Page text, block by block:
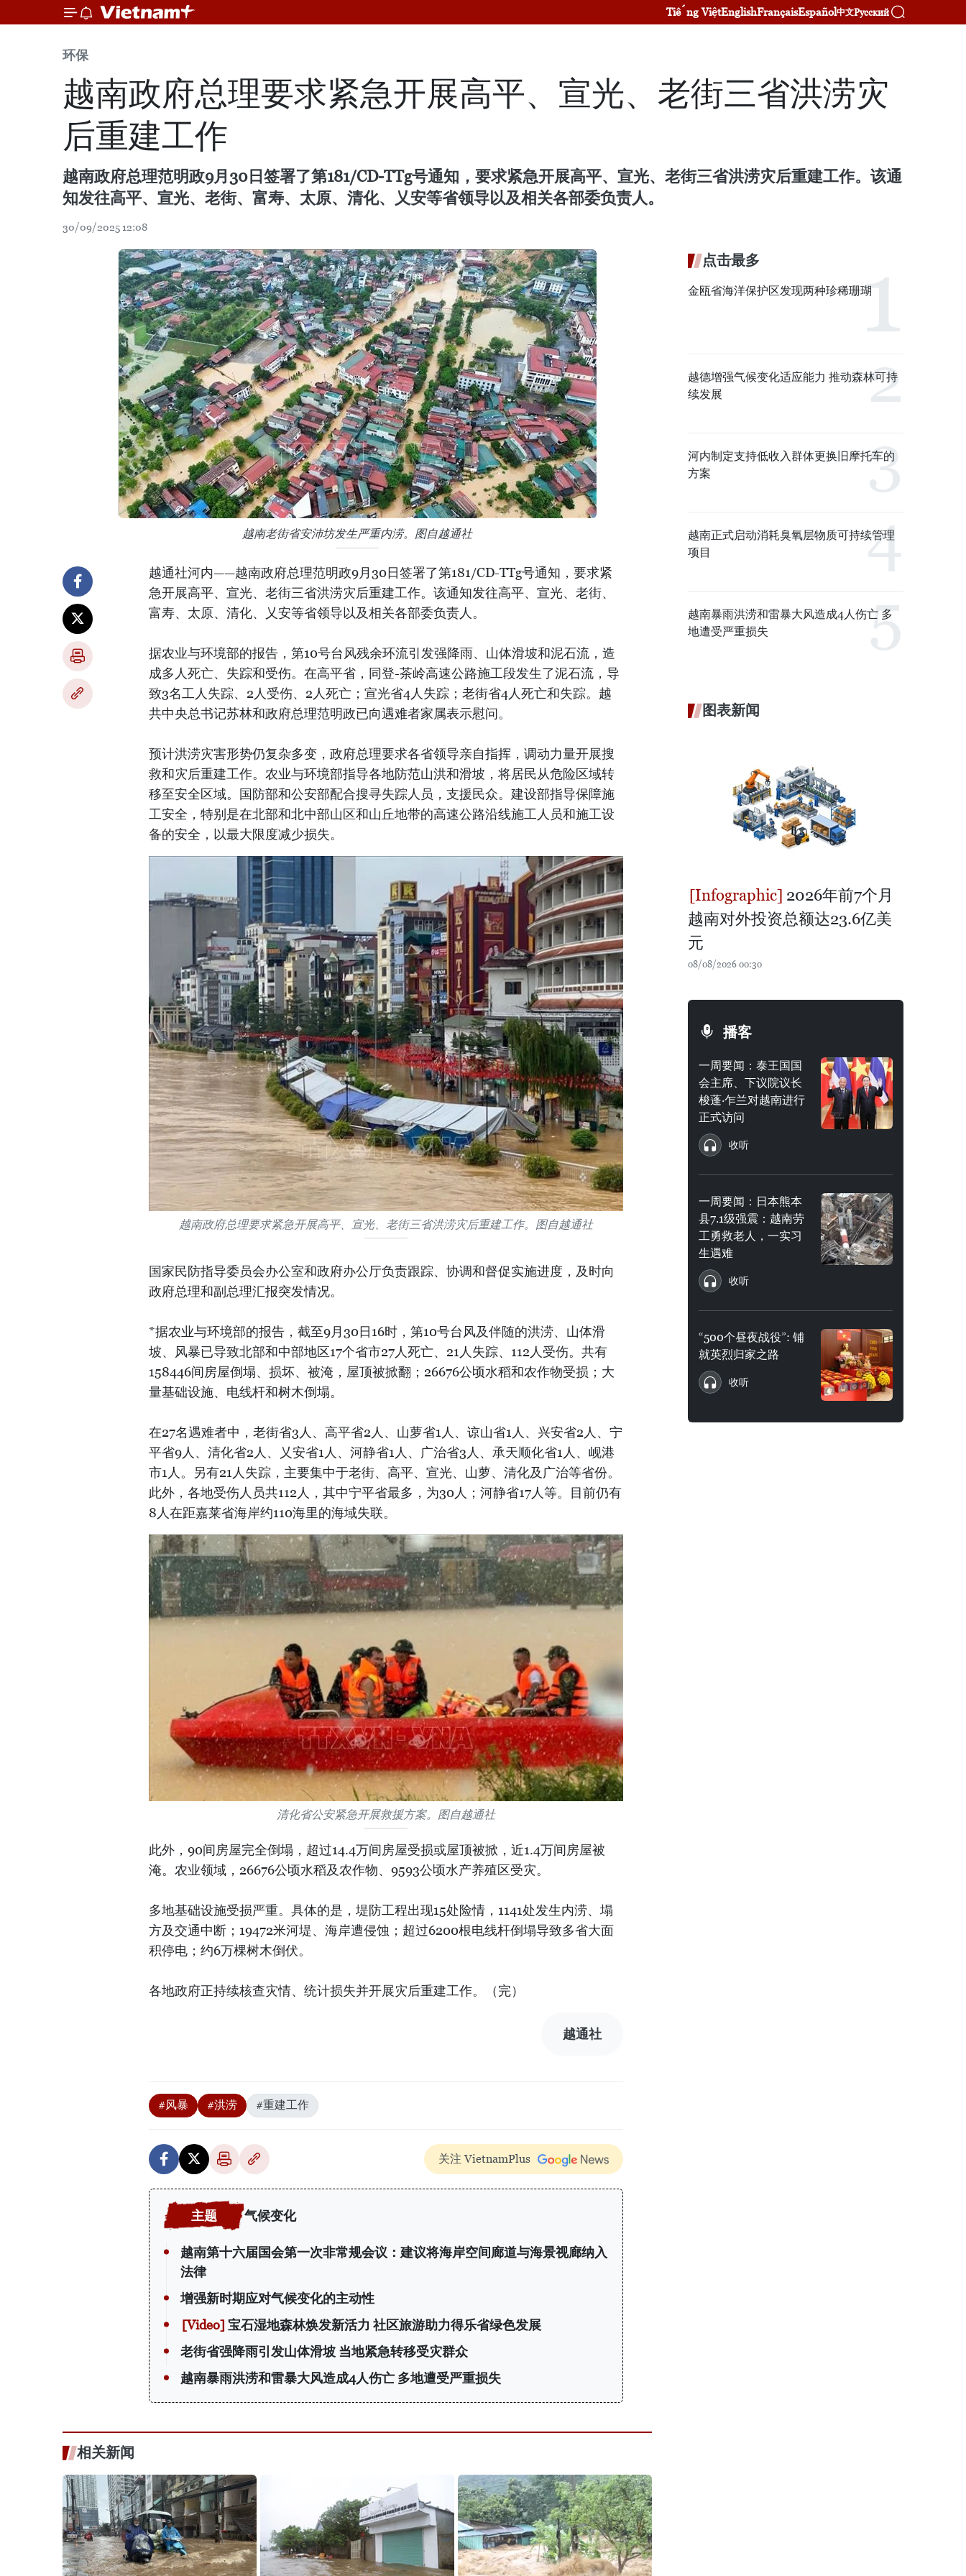
Tiếng ViệtEnglishFrançaisEspañol中文Русский
环保
越南政府总理要求紧急开展高平、宣光、老街三省洪涝灾
后重建工作
越南政府总理范明政9月30日签署了第181/CD-TTg号通知，要求紧急开展高平、宣光、老街三省洪涝灾后重建工作。该通
知发往高平、宣光、老街、富寿、太原、清化、乂安等省领导以及相关各部委负责人。
30/09/2025 12:08
越南老街省安沛坊发生严重内涝。图自越通社
越通社河内——越南政府总理范明政9月30日签署了第181/CD-TTg号通知，要求紧
急开展高平、宣光、老街三省洪涝灾后重建工作。该通知发往高平、宣光、老街、
富寿、太原、清化、乂安等省领导以及相关各部委负责人。
据农业与环境部的报告，第10号台风残余环流引发强降雨、山体滑坡和泥石流，造
成多人死亡、失踪和受伤。在高平省，同登-茶岭高速公路施工段发生了泥石流，导
致3名工人失踪、2人受伤、2人死亡；宣光省4人失踪；老街省4人死亡和失踪。越
共中央总书记苏林和政府总理范明政已向遇难者家属表示慰问。
预计洪涝灾害形势仍复杂多变，政府总理要求各省领导亲自指挥，调动力量开展搜
救和灾后重建工作。农业与环境部指导各地防范山洪和滑坡，将居民从危险区域转
移至安全区域。国防部和公安部配合搜寻失踪人员，支援民众。建设部指导保障施
工安全，特别是在北部和北中部山区和山丘地带的高速公路沿线施工人员和施工设
备的安全，以最大限度减少损失。
越南政府总理要求紧急开展高平、宣光、老街三省洪涝灾后重建工作。图自越通社
国家民防指导委员会办公室和政府办公厅负责跟踪、协调和督促实施进度，及时向
政府总理和副总理汇报突发情况。
*据农业与环境部的报告，截至9月30日16时，第10号台风及伴随的洪涝、山体滑
坡、风暴已导致北部和中部地区17个省市27人死亡、21人失踪、112人受伤。共有
158446间房屋倒塌、损坏、被淹，屋顶被掀翻；26676公顷水稻和农作物受损；大
量基础设施、电线杆和树木倒塌。
在27名遇难者中，老街省3人、高平省2人、山萝省1人、谅山省1人、兴安省2人、宁
平省9人、清化省2人、乂安省1人、河静省1人、广治省3人、承天顺化省1人、岘港
市1人。另有21人失踪，主要集中于老街、高平、宣光、山萝、清化及广治等省份。
此外，各地受伤人员共112人，其中宁平省最多，为30人；河静省17人等。目前仍有
8人在距嘉莱省海岸约110海里的海域失联。
清化省公安紧急开展救援方案。图自越通社
此外，90间房屋完全倒塌，超过14.4万间房屋受损或屋顶被掀，近1.4万间房屋被
淹。农业领域，26676公顷水稻及农作物、9593公顷水产养殖区受灾。
多地基础设施受损严重。具体的是，堤防工程出现15处险情，1141处发生内涝、塌
方及交通中断；19472米河堤、海岸遭侵蚀；超过6200根电线杆倒塌导致多省大面
积停电；约6万棵树木倒伏。
各地政府正持续核查灾情、统计损失并开展灾后重建工作。（完）
越通社
#风暴 #洪涝 #重建工作
关注 VietnamPlus
气候变化
越南第十六届国会第一次非常规会议：建议将海岸空间廊道与海景视廊纳入
法律
增强新时期应对气候变化的主动性
宝石湿地森林焕发新活力 社区旅游助力得乐省绿色发展
老街省强降雨引发山体滑坡 当地紧急转移受灾群众
越南暴雨洪涝和雷暴大风造成4人伤亡 多地遭受严重损失
相关新闻
点击最多
金瓯省海洋保护区发现两种珍稀珊瑚
越德增强气候变化适应能力 推动森林可持
续发展
河内制定支持低收入群体更换旧摩托车的
方案
越南正式启动消耗臭氧层物质可持续管理
项目
越南暴雨洪涝和雷暴大风造成4人伤亡 多
地遭受严重损失
图表新闻
2026年前7个月
越南对外投资总额达23.6亿美
元
08/08/2026 00:30
播客
一周要闻：泰王国国
会主席、下议院议长
梭蓬·乍兰对越南进行
正式访问
收听
一周要闻：日本熊本
县7.1级强震：越南劳
工勇救老人，一实习
生遇难
收听
“500个昼夜战役”: 铺
就英烈归家之路
收听